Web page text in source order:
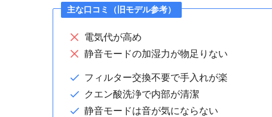
主な口コミ（旧モデル参考）
電気代が高め
静音モードの加湿力が物足りない
フィルター交換不要で手入れが楽
クエン酸洗浄で内部が清潔
静音モードは音が気にならない